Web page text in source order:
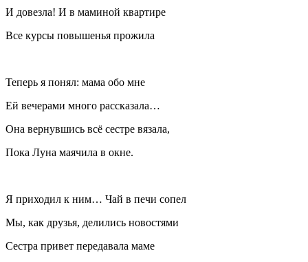
И довезла! И в маминой квартире
Все курсы повышенья прожила
Теперь я понял: мама обо мне
Ей вечерами много рассказала…
Она вернувшись всё сестре вязала,
Пока Луна маячила в окне.
Я приходил к ним… Чай в печи сопел
Мы, как друзья, делились новостями
Сестра привет передавала маме